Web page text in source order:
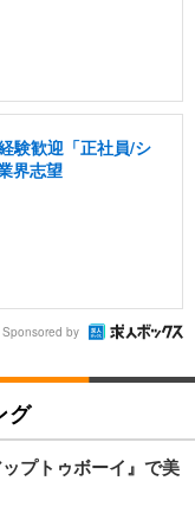
験歓迎「正社員/シ
界志望
Sponsored by
グ
プトゥボーイ』で美